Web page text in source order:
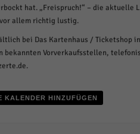
hat. „Freispruch!“ – die aktuelle
allem richtig lustig.
bei Das Kartenhaus / Ticketshop
bekannten Vorverkaufsstellen,
KALENDER HINZUFÜGEN
Inhalte von